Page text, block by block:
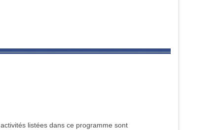
activités listées dans ce programme sont